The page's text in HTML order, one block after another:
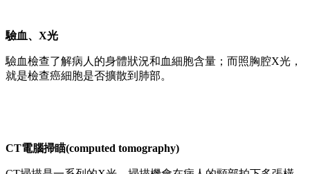
驗血、X光
驗血檢查了解病人的身體狀況和血細胞含量；而照胸腔X光，
就是檢查癌細胞是否擴散到肺部。
CT電腦掃瞄(computed tomography)